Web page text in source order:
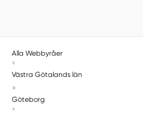
Alla Webbyråer
»
Västra Götalands län
»
Göteborg
»